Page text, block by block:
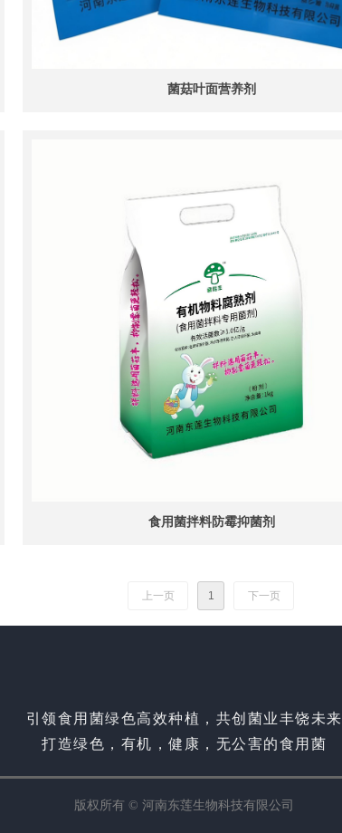
菌菇叶面营养剂
食用菌拌料防霉抑菌剂
上一页 1 下一页
引领食用菌绿色高效种植，共创菌业丰饶未来
打造绿色，有机，健康，无公害的食用菌
版权所有 © 河南东莲生物科技有限公司